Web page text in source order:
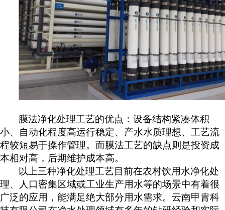
膜法净化处理工艺的优点：设备结构紧凑体积
小、自动化程度高运行稳定、产水水质理想、工艺流
程较短易于操作管理。而膜法工艺的缺点则是投资成
本相对高，后期维护成本高。
以上三种净化处理工艺目前在农村饮用水净化处
理、人口密集区域或工业生产用水等的场景中有着很
广泛的应用，能满足绝大部分用水需求。云南甲胄科